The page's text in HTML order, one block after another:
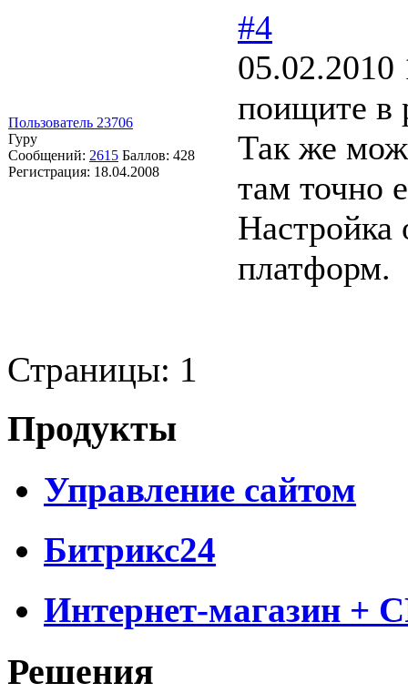
Пользователь 23706
Гуру
Сообщений: 2615 Баллов: 428
Регистрация: 18.04.2008
#4
05.02.2010
поищите в
Так же
там точно
Настройка
платформ.
Страницы: 1
Продукты
Управление сайтом
Битрикс24
Интернет-магазин +
Решения